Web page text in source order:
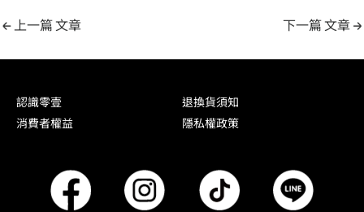
←上一篇 文章 下一篇 文章 →
認識零壹
退換貨須知
消費者權益
隱私權政策